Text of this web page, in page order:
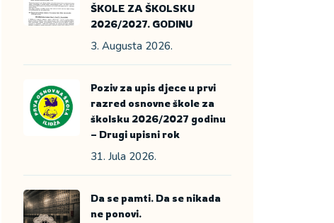
ŠKOLE ZA ŠKOLSKU
2026/2027. GODINU
3. Augusta 2026.
Poziv za upis djece u prvi
razred osnovne škole za
školsku 2026/2027 godinu
– Drugi upisni rok
31. Jula 2026.
Da se pamti. Da se nikada
ne ponovi.